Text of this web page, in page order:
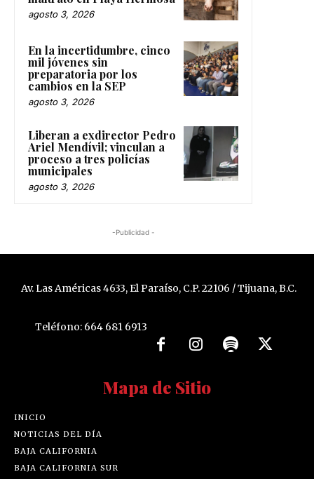
agosto 3, 2026
En la incertidumbre, cinco
mil jóvenes sin
preparatoria por los
cambios en la SEP
agosto 3, 2026
Liberan a exdirector Pedro
Ariel Mendívil; vinculan a
proceso a tres policías
municipales
agosto 3, 2026
-Publicidad -
Av. Las Américas 4633, El Paraíso, C.P. 22106 / Tijuana, B.C.
Teléfono: 664 681 6913
Mapa de Sitio
INICIO
NOTICIAS DEL DÍA
BAJA CALIFORNIA
BAJA CALIFORNIA SUR